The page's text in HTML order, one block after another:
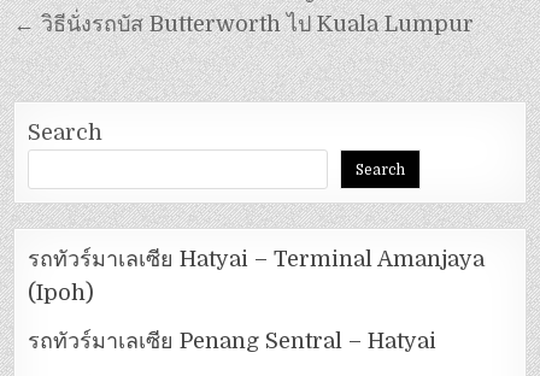
← วิธีนั่งรถบัส Butterworth ไป Kuala Lumpur
Search
Search
รถทัวร์มาเลเซีย Hatyai – Terminal Amanjaya
(Ipoh)
รถทัวร์มาเลเซีย Penang Sentral – Hatyai